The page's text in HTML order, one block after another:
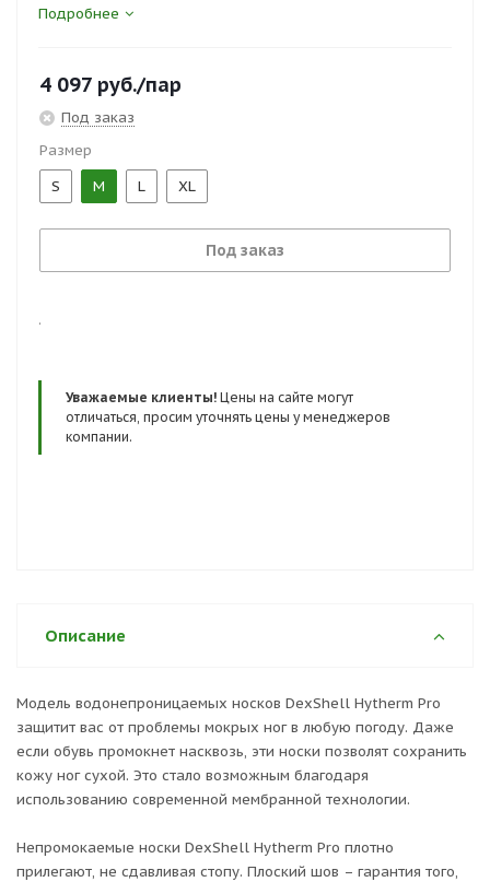
погоду. Даже если обувь промокнет насквозь, эти носки
мембранной технологии.
Непромокаемые носки DexShell Hytherm Pro плотно
прилегают, не сдавливая стопу. Плоский шов – гарантия
того, что носок не будет натирать ногу при ходьбе.
Подробнее
4 097 руб./пар
Под заказ
Размер
S
M L XL
Под заказ
.
Уважаемые клиенты! Цены на сайте могут
отличаться, просим уточнять цены у менеджеров
компании.
Описание
Модель водонепроницаемых носков DexShell Hytherm Pro
защитит вас от проблемы мокрых ног в любую погоду. Даже
если обувь промокнет насквозь, эти носки позволят сохранить
кожу ног сухой. Это стало возможным благодаря
использованию современной мембранной технологии.
Непромокаемые носки DexShell Hytherm Pro плотно
прилегают, не сдавливая стопу. Плоский шов – гарантия того,